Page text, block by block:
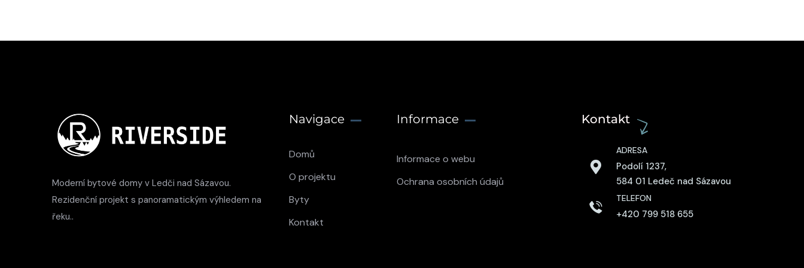
Moderní bytové domy v Ledči nad Sázavou.
Rezidenční projekt s panoramatickým výhledem na
řeku..
Navigace
Domů
O projektu
Byty
Kontakt
Informace
Informace o webu
Ochrana osobních údajů
Kontakt
ADRESA
Podolí 1237,
584 01 Ledeč nad Sázavou
TELEFON
+420 799 518 655